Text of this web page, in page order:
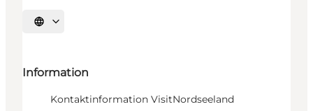
Sprache auswählen
Information
Kontaktinformation VisitNordseeland